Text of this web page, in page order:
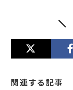
関連する記事